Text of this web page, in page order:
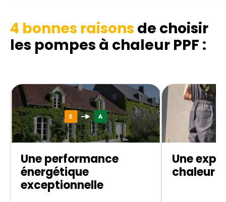
4 bonnes raisons de choisir
les pompes à chaleur PPF :
Une performance
énergétique
exceptionnelle
Une
chaleur